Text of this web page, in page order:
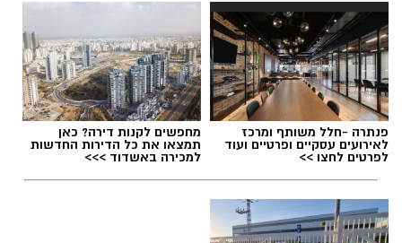
תגים:חטיבות ביניים נס ציונה, חינוך פיננסי
פנתרה -חלל משותף ומרכז
לאירועים עסקיים ופרטיים ועוד
לפרטים לחצו >>
מחפשים לקנות דירה? כאן
תמצאו את כל הדירות החדשות
למכירה באשדוד >>>